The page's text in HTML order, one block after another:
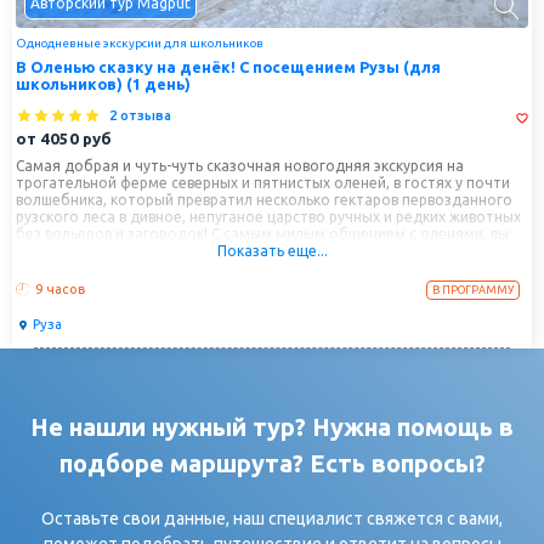
Авторский тур Magput
Однодневные экскурсии для школьников
В Оленью сказку на денёк! С посещением Рузы (для
школьников) (1 день)
2 отзыва
от 4050 руб
Самая добрая и чуть-чуть сказочная новогодняя экскурсия на
трогательной ферме северных и пятнистых оленей, в гостях у почти
волшебника, который превратил несколько гектаров первозданного
рузского леса в дивное, непуганое царство ручных и редких животных
без вольеров и загородок! С самым милым общением с оленями, вы
сможете вместе погулять и покормить ягелем белоснежных северных
бэмби, и прокатиться с ветерком на оленьей упряжке! Неподалеку
заедем в провинциальную, очаровательную Рузу, погуляем по
кварталам старинных особняков, среди которых диво финского
модерна особняк Леонтьева и таинственный дом "Черной барыни",
поднимемся на валы древнего Рузского кремля-«Городка»,
Гурьева.
Показать еще...
9 часов В ПРОГРАММУ
Руза
Не нашли нужный тур? Нужна помощь в
подборе маршрута? Есть вопросы?
Оставьте свои данные, наш специалист свяжется с вами,